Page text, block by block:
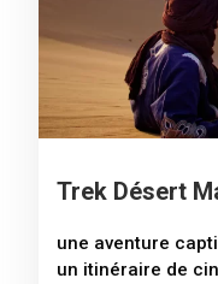
Trek Désert
une aventure
un itinéraire de